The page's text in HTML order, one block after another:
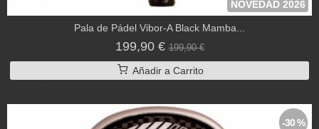
NOVEDAD 2026
Pala de Pádel Vibor-A Black Mamba...
199,90 €199,90 €
Añadir a Carrito
-30 %